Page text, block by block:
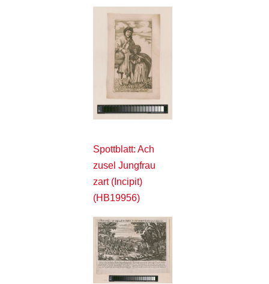
Spottblatt: Ach
zusel Jungfrau
zart (Incipit)
(HB19956)